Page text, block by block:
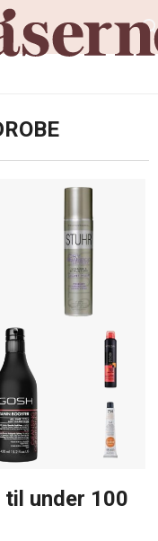
under 100